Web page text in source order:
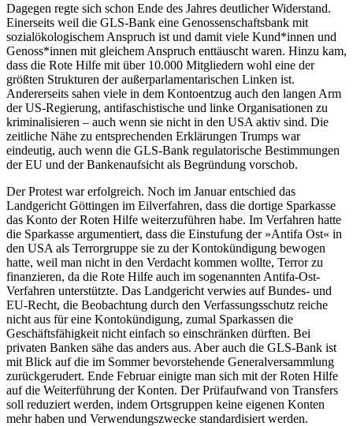
Dagegen regte sich schon Ende des Jahres deutlicher Widerstand.
Einerseits weil die GLS-Bank eine Genossenschaftsbank mit
sozialökologischem Anspruch ist und damit viele Kund*innen und
Genoss*innen mit gleichem Anspruch enttäuscht waren. Hinzu kam,
dass die Rote Hilfe mit über 10.000 Mitgliedern wohl eine der
größten Strukturen der außerparlamentarischen Linken ist.
Andererseits sahen viele in dem Kontoentzug auch den langen Arm
der US-Regierung, antifaschistische und linke Organisationen zu
kriminalisieren – auch wenn sie nicht in den USA aktiv sind. Die
zeitliche Nähe zu entsprechenden Erklärungen Trumps war
eindeutig, auch wenn die GLS-Bank regulatorische Bestimmungen
der EU und der Bankenaufsicht als Begründung vorschob.
Der Protest war erfolgreich. Noch im Januar entschied das
Landgericht Göttingen im Eilverfahren, dass die dortige Sparkasse
das Konto der Roten Hilfe weiterzuführen habe. Im Verfahren hatte
die Sparkasse argumentiert, dass die Einstufung der »Antifa Ost« in
den USA als Terrorgruppe sie zu der Kontokündigung bewogen
hatte, weil man nicht in den Verdacht kommen wollte, Terror zu
finanzieren, da die Rote Hilfe auch im sogenannten Antifa-Ost-
Verfahren unterstützte. Das Landgericht verwies auf Bundes- und
EU-Recht, die Beobachtung durch den Verfassungsschutz reiche
nicht aus für eine Kontokündigung, zumal Sparkassen die
Geschäftsfähigkeit nicht einfach so einschränken dürften. Bei
privaten Banken sähe das anders aus. Aber auch die GLS-Bank ist
mit Blick auf die im Sommer bevorstehende Generalversammlung
zurückgerudert. Ende Februar einigte man sich mit der Roten Hilfe
auf die Weiterführung der Konten. Der Prüfaufwand von Transfers
soll reduziert werden, indem Ortsgruppen keine eigenen Konten
mehr haben und Verwendungszwecke standardisiert werden.